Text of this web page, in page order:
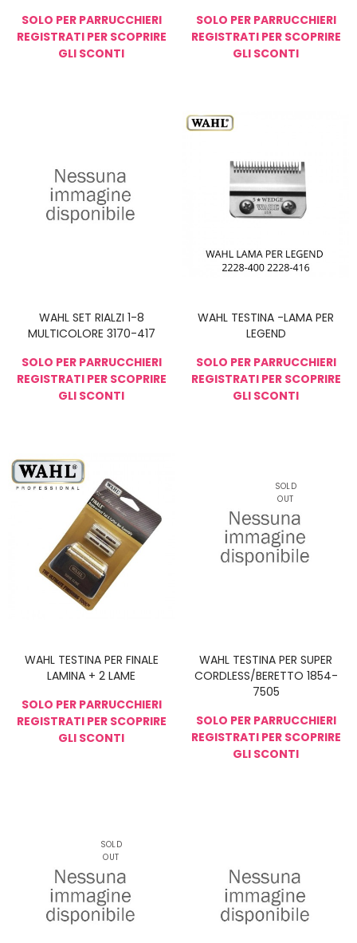
SOLO PER PARRUCCHIERI
REGISTRATI PER SCOPRIRE
GLI SCONTI
SOLO PER PARRUCCHIERI
REGISTRATI PER SCOPRIRE
GLI SCONTI
WAHL SET RIALZI 1-8
MULTICOLORE 3170-417
SOLO PER PARRUCCHIERI
REGISTRATI PER SCOPRIRE
GLI SCONTI
WAHL TESTINA -LAMA PER
LEGEND
SOLO PER PARRUCCHIERI
REGISTRATI PER SCOPRIRE
GLI SCONTI
WAHL TESTINA PER FINALE
LAMINA + 2 LAME
SOLO PER PARRUCCHIERI
REGISTRATI PER SCOPRIRE
GLI SCONTI
SOLD
OUT
WAHL TESTINA PER SUPER
CORDLESS/BERETTO 1854-
7505
SOLO PER PARRUCCHIERI
REGISTRATI PER SCOPRIRE
GLI SCONTI
SOLD
OUT